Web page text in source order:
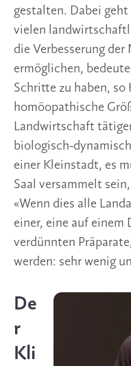
gestalten. Dabei geht
vielen
die Verbesserung
ermöglichen,
Schritte zu haben, so
homöopathische
Landwirtschaft
biologisch-
einer Kleinstadt, es
Saal versammelt
«Wenn dies alle
einer, eine auf einem
verdünnten
werden: sehr wenig
De
r
Kli